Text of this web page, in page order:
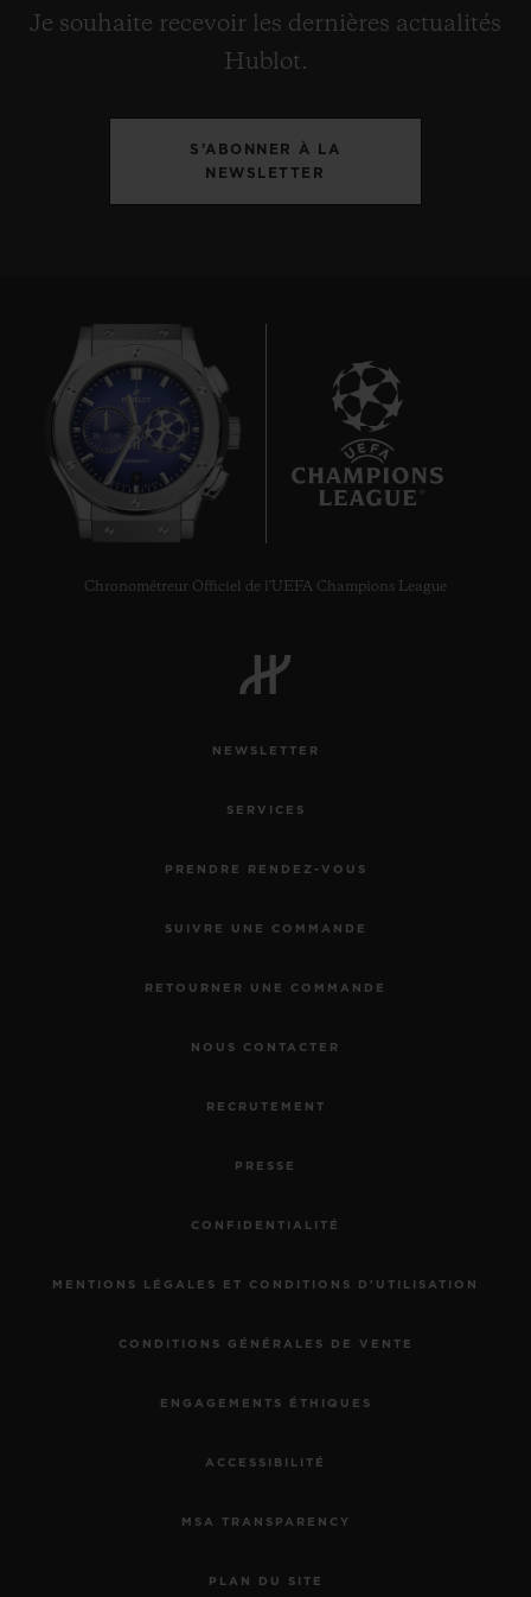
Je souhaite recevoir les dernières actualités
Hublot.
S’ABONNER À LA
NEWSLETTER
Chronométreur Officiel de l'UEFA Champions League
NEWSLETTER
SERVICES
PRENDRE RENDEZ-VOUS
SUIVRE UNE COMMANDE
RETOURNER UNE COMMANDE
NOUS CONTACTER
RECRUTEMENT
PRESSE
CONFIDENTIALITÉ
MENTIONS LÉGALES ET CONDITIONS D'UTILISATION
CONDITIONS GÉNÉRALES DE VENTE
ENGAGEMENTS ÉTHIQUES
ACCESSIBILITÉ
MSA TRANSPARENCY
PLAN DU SITE